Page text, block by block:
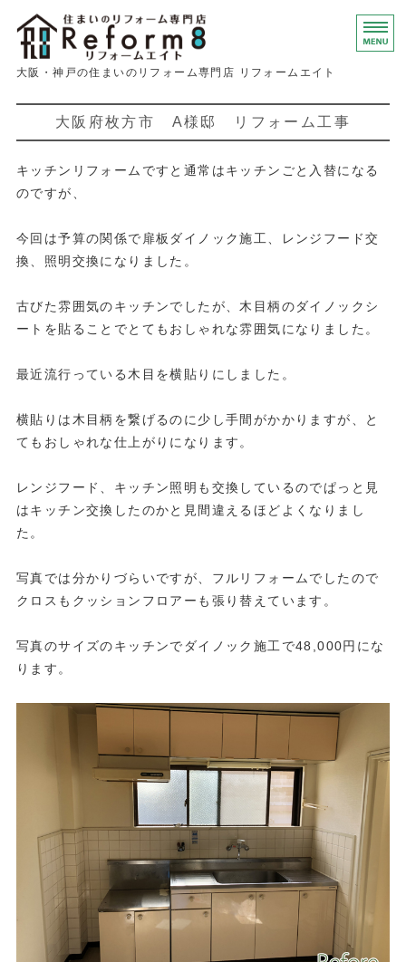
大阪・神戸の
大阪・神戸の住まいのリフォーム専門店 リフォームエイト
ホーム
サービス・料金
よくあるご質問
お問い合わせ
大阪府枚方市 A様邸 リフォーム工事
キッチンリフォームですと通常はキッチンごと入替になる
のですが、
今回は予算の関係で扉板ダイノック施工、レンジフード交
換、照明交換になりました。
古びた雰囲気のキッチンでしたが、木目柄のダイノックシ
ートを貼ることでとてもおしゃれな雰囲気になりました。
最近流行っている木目を横貼りにしました。
横貼りは木目柄を繋げるのに少し手間がかかりますが、と
てもおしゃれな仕上がりになります。
レンジフード、キッチン照明も交換しているのでぱっと見
はキッチン交換したのかと見間違えるほどよくなりまし
た。
写真では分かりづらいですが、フルリフォームでしたので
クロスもクッションフロアーも張り替えています。
写真のサイズのキッチンでダイノック施工で48,000円にな
ります。